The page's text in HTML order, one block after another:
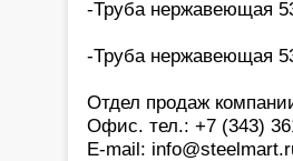
-Труба нержавеющая
-Труба нержавеющая
Отдел продаж
Офис. тел.: +7 (343)
E-mail: